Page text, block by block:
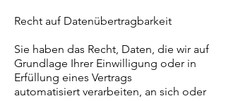
Recht auf Datenübertragbarkeit
Sie haben das Recht, Daten, die wir auf
Grundlage Ihrer Einwilligung oder in
Erfüllung eines Vertrags
automatisiert verarbeiten, an sich oder